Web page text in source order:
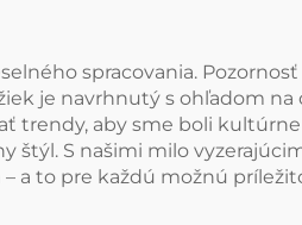
spracovania.
je navrhnutý s ohľadom
trendy, aby sme boli
S našimi milo
a to pre každú možnú